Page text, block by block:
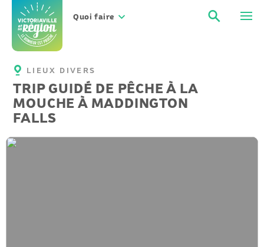
contenu
Quoi faire
LIEUX DIVERS
TRIP GUIDÉ DE PÊCHE À LA
MOUCHE À MADDINGTON
FALLS